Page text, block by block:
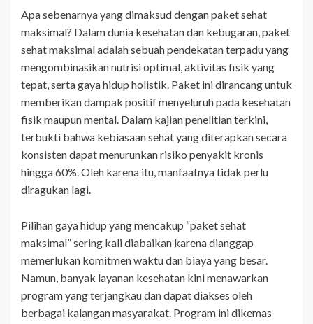
Apa sebenarnya yang dimaksud dengan paket sehat
maksimal? Dalam dunia kesehatan dan kebugaran, paket
sehat maksimal adalah sebuah pendekatan terpadu yang
mengombinasikan nutrisi optimal, aktivitas fisik yang
tepat, serta gaya hidup holistik. Paket ini dirancang untuk
memberikan dampak positif menyeluruh pada kesehatan
fisik maupun mental. Dalam kajian penelitian terkini,
terbukti bahwa kebiasaan sehat yang diterapkan secara
konsisten dapat menurunkan risiko penyakit kronis
hingga 60%. Oleh karena itu, manfaatnya tidak perlu
diragukan lagi.
Pilihan gaya hidup yang mencakup “paket sehat
maksimal” sering kali diabaikan karena dianggap
memerlukan komitmen waktu dan biaya yang besar.
Namun, banyak layanan kesehatan kini menawarkan
program yang terjangkau dan dapat diakses oleh
berbagai kalangan masyarakat. Program ini dikemas